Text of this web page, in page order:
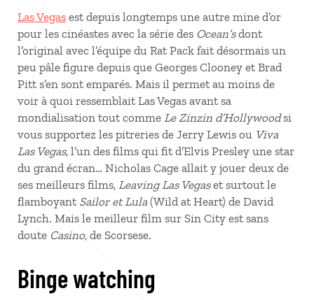
Las Vegas est depuis longtemps une autre mine d’or
pour les cinéastes avec la série des Ocean’sdont
l’original avec l’équipe du Rat Pack fait désormais un
peu pâle figure depuis que Georges Clooney et Brad
Pitt s’en sont emparés. Mais il permet au moins de
voir à quoi ressemblait Las Vegas avant sa
mondialisation tout comme Le Zinzin d’Hollywoodsi
vous supportez les pitreries de Jerry Lewis ou Viva
Las Vegas, l’un des films qui fit d’Elvis Presley une star
du grand écran… Nicholas Cage allait y jouer deux de
ses meilleurs films, Leaving Las Vegaset surtout le
flamboyant Sailor et Lula (Wild at Heart) de David
Lynch. Mais le meilleur film sur Sin City est sans
doute Casino, de Scorsese.
Binge watching